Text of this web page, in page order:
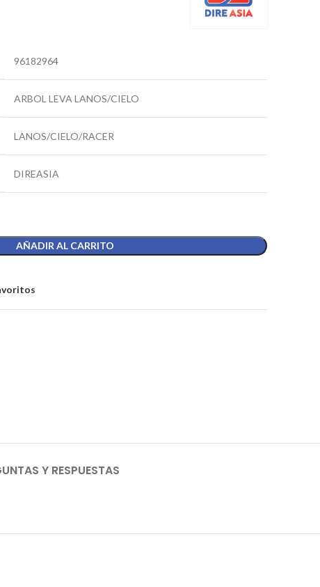
96182964
ARBOL LEVA LANOS/CIELO
LANOS/CIELO/RACER
DIREASIA
AÑADIR AL CARRITO
Y RESPUESTAS